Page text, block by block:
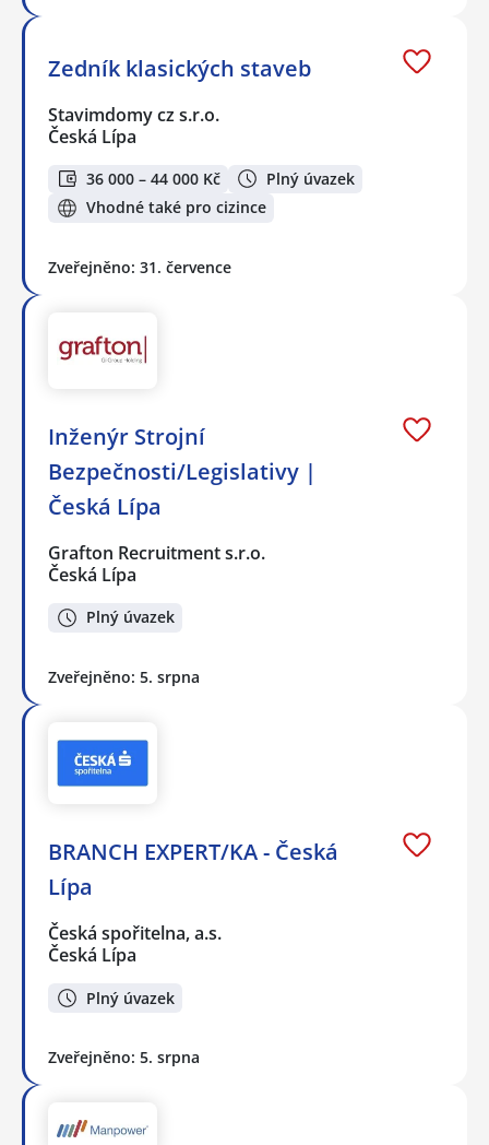
Zedník klasických staveb
Stavimdomy cz s.r.o.
Česká Lípa
36 000 – 44 000 Kč
Plný úvazek
Vhodné také pro cizince
Zveřejněno: 31. července
Inženýr Strojní
Bezpečnosti/Legislativy |
Česká Lípa
Grafton Recruitment s.r.o.
Česká Lípa
Plný úvazek
Zveřejněno: 5. srpna
BRANCH EXPERT/KA - Česká
Lípa
Česká spořitelna, a.s.
Česká Lípa
Plný úvazek
Zveřejněno: 5. srpna